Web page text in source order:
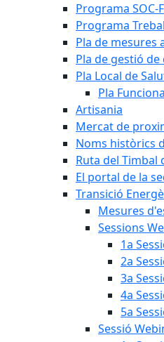
Programa
Programa
Pla de mesures
Pla de gestió
Pla Local de
Pla
Artisania
Mercat de
Noms històrics
Ruta del Timbal
El portal de la
Transició
Mesures
Sessions
1a
2a
3a
4a
5a
Sessió